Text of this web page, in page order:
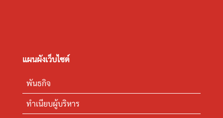
แผนผังเว็บไซต์
พันธกิจ
ทำเนียบผู้บริหาร